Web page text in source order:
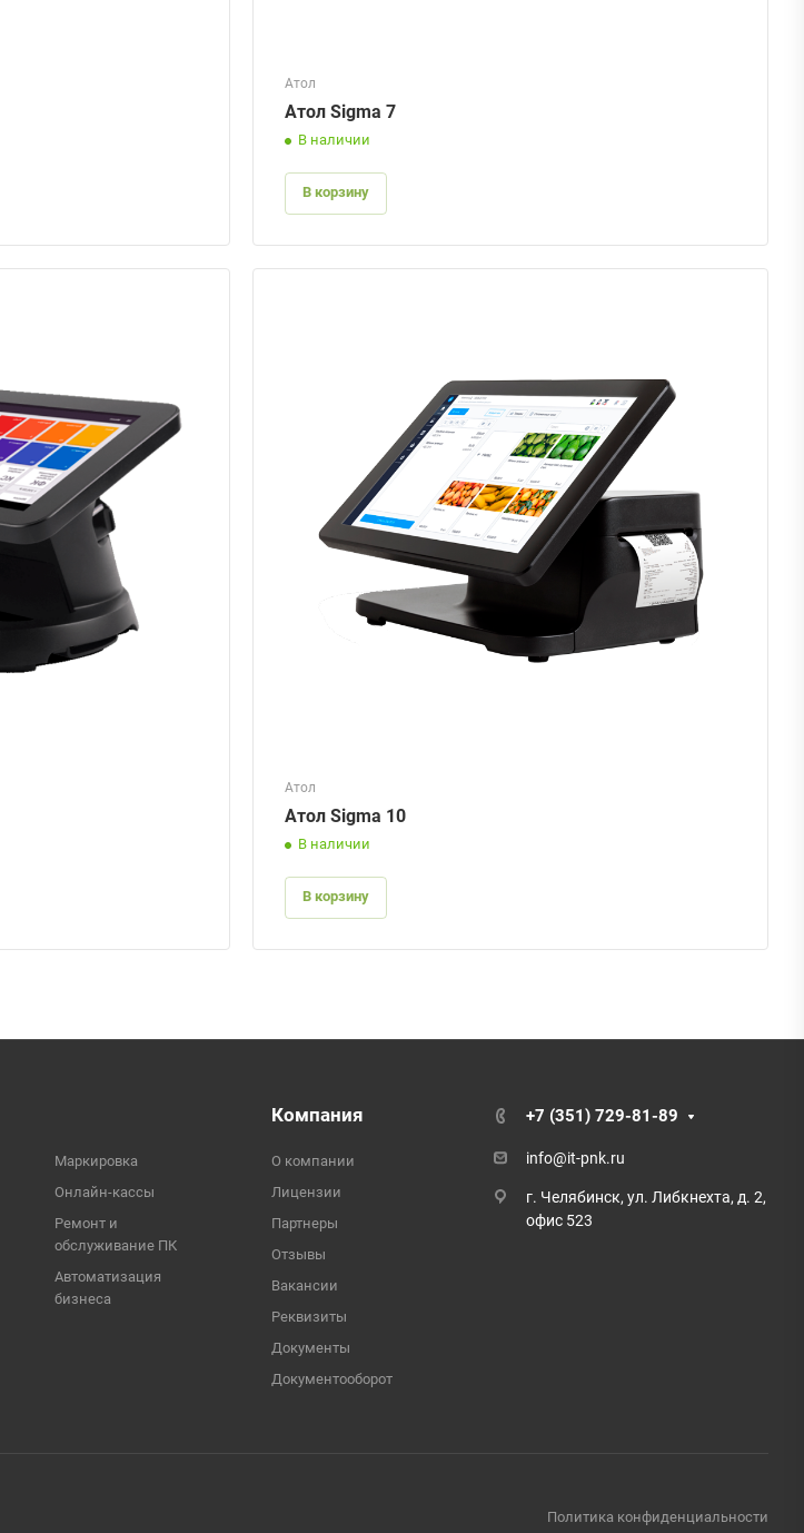
Атол
Атол Sigma 7
В наличии
В корзину
Атол
Атол Sigma 10
В наличии
В корзину
Маркировка
Онлайн-кассы
Ремонт и
обслуживание ПК
Автоматизация
бизнеса
Компания
О компании
Лицензии
Партнеры
Отзывы
Вакансии
Реквизиты
Документы
Документооборот
+7 (351) 729-81-89
info@it-pnk.ru
г. Челябинск, ул. Либкнехта, д. 2,
офис 523
Политика конфиденциальности